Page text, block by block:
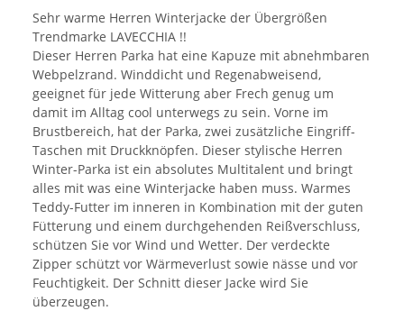
Sehr warme Herren Winterjacke der Übergrößen
Trendmarke LAVECCHIA !!
Dieser Herren Parka hat eine Kapuze mit abnehmbaren
Webpelzrand. Winddicht und Regenabweisend,
geeignet für jede Witterung aber Frech genug um
damit im Alltag cool unterwegs zu sein. Vorne im
Brustbereich, hat der Parka, zwei zusätzliche Eingriff-
Taschen mit Druckknöpfen. Dieser stylische Herren
Winter-Parka ist ein absolutes Multitalent und bringt
alles mit was eine Winterjacke haben muss. Warmes
Teddy-Futter im inneren in Kombination mit der guten
Fütterung und einem durchgehenden Reißverschluss,
schützen Sie vor Wind und Wetter. Der verdeckte
Zipper schützt vor Wärmeverlust sowie nässe und vor
Feuchtigkeit. Der Schnitt dieser Jacke wird Sie
überzeugen.